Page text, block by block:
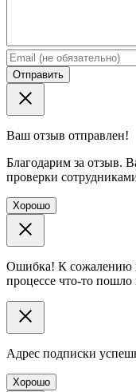
Отправить
Ваш отзыв отправлен!
Благодарим за отзыв.
проверки
Хорошо
Ошибка! К сожалению
процессе что-то
Адрес подписки
Хорошо